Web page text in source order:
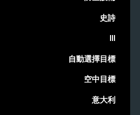
史詩
III
自動選擇目標
空中目標
意大利